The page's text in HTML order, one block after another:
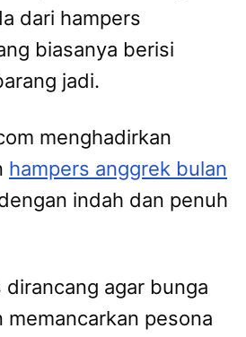
dari hampers
biasanya berisi
jadi.
menghadirkan
hampers anggrek bulan
indah dan penuh
dirancang agar bunga
pesona